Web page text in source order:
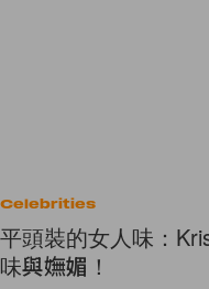
Celebrities
平頭裝的女人味：
味與嫵媚！